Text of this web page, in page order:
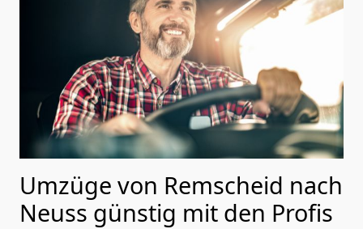
Umzüge von Remscheid nach
Neuss günstig mit den Profis